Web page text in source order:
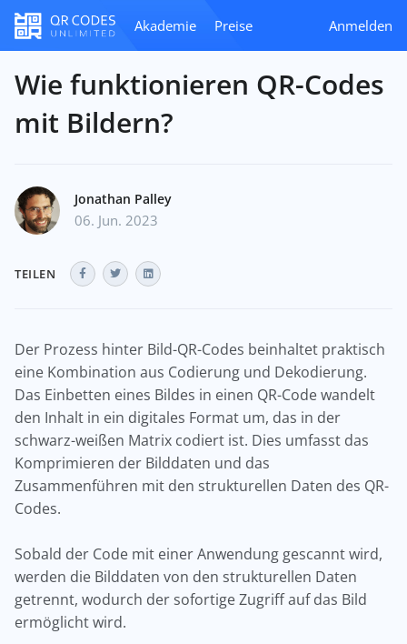
Akademie Preise Anmelden
Wie funktionieren QR-Codes
mit Bildern?
Jonathan Palley
06. Jun. 2023
TEILEN
Der Prozess hinter Bild-QR-Codes beinhaltet praktisch
eine Kombination aus Codierung und Dekodierung.
Das Einbetten eines Bildes in einen QR-Code wandelt
den Inhalt in ein digitales Format um, das in der
schwarz-weißen Matrix codiert ist. Dies umfasst das
Komprimieren der Bilddaten und das
Zusammenführen mit den strukturellen Daten des QR-
Codes.
Sobald der Code mit einer Anwendung gescannt wird,
werden die Bilddaten von den strukturellen Daten
getrennt, wodurch der sofortige Zugriff auf das Bild
ermöglicht wird.